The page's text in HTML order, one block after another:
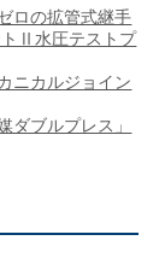
ロの拡管式継手
トⅡ水圧テストプ
ニカルジョイン
ダブルプレス」